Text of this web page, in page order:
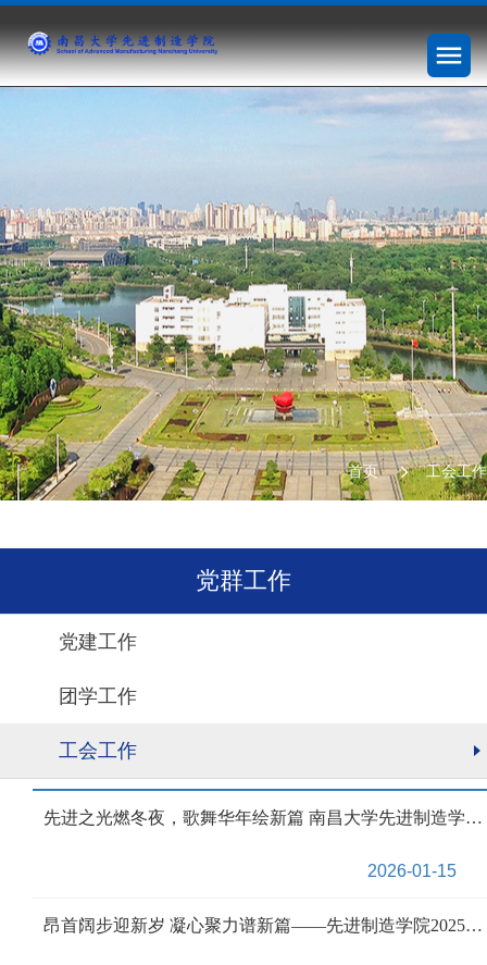
首页 工会工作
党群工作
党建工作
团学工作
工会工作
先进之光燃冬夜，歌舞华年绘新篇 南昌大学先进制造学院元旦联欢晚会圆满结束
2026-01-15
昂首阔步迎新岁 凝心聚力谱新篇——先进制造学院2025年健步行活动成功举办